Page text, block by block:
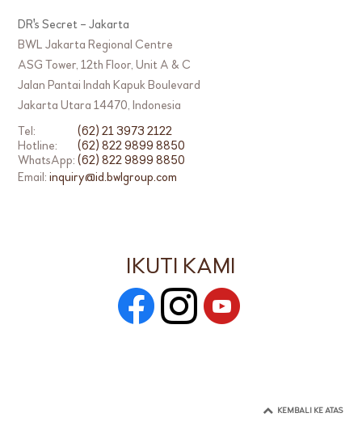
DR's Secret – Jakarta
BWL Jakarta Regional Centre
ASG Tower, 12th Floor, Unit A & C
Jalan Pantai Indah Kapuk Boulevard
Jakarta Utara 14470, Indonesia
Tel:
(62) 21 3973 2122
Hotline:
(62) 822 9899 8850
WhatsApp: (62) 822 9899 8850
Email: inquiry@id.bwlgroup.com
IKUTI KAMI
KEMBALI KE ATAS